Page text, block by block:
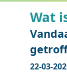
Wat
22-03-